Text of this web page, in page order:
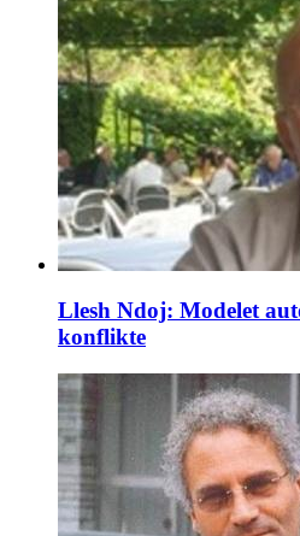
Llesh Ndoj: Modelet
konflikte